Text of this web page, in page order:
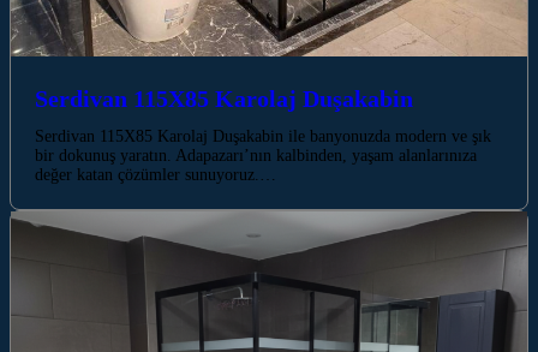
Serdivan 115X85 Karolaj Duşakabin
Serdivan 115X85 Karolaj Duşakabin ile banyonuzda modern ve şık
bir dokunuş yaratın. Adapazarı’nın kalbinden, yaşam alanlarınıza
değer katan çözümler sunuyoruz.…